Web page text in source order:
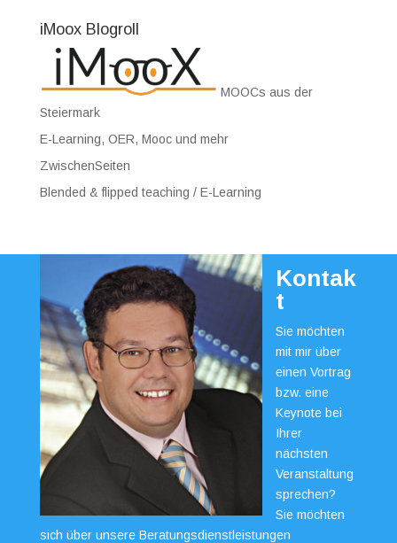
iMoox Blogroll
MOOCs aus der
Steiermark
E-Learning, OER, Mooc und mehr
ZwischenSeiten
Blended & flipped teaching / E-Learning
Kontak
t
Sie möchten
mit mir über
einen Vortrag
bzw. eine
Keynote bei
Ihrer
nächsten
Veranstaltung
sprechen?
Sie möchten
sich über unsere Beratungsdienstleistungen